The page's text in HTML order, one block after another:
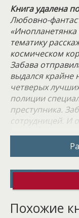
Книга удалена
Любовно-
тематику
космическом
Забава
выдался
четверых
полиции
преступника.
сотрудницей. И
инструкции.
больше
не успел
криминальный
Похожие